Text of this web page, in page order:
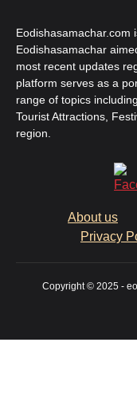
Eodishasamachar.com
Eodishasamachar
most recent updates
platform serves as a
range of topics
Tourist Attractions,
region.
About us
Privacy
Copyright © 2025 -